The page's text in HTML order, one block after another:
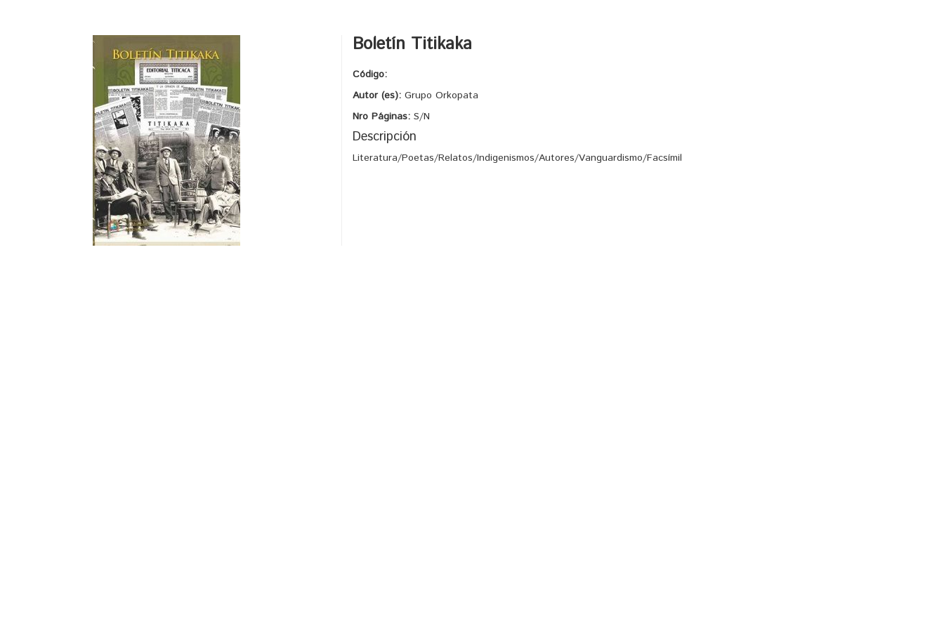
Boletín Titikaka
Código:
Autor (es): Grupo Orkopata
Nro Páginas: S/N
Descripción
Literatura/Poetas/Relatos/Indigenismos/Autores/Vanguardismo/Facsímil